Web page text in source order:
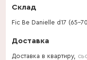
Склад
Fic Be Danielle d17 (65-
Доставка
Доставка в квартиру,